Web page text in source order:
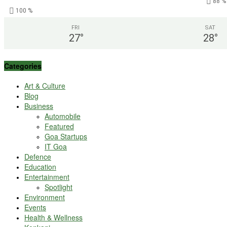
100 %
FRI
27°
SAT
28°
Categories
Art & Culture
Blog
Business
Automobile
Featured
Goa Startups
IT Goa
Defence
Education
Entertainment
Spotlight
Environment
Events
Health & Wellness